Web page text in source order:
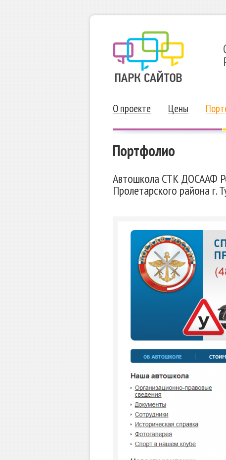
О проекте Цены
Портфолио
Автошкола СТК ДОСААФ
Пролетарского района г.